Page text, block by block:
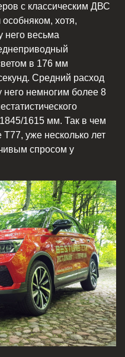
с классическим ДВС
особняком, хотя,
него весьма
в 176 мм
Средний расход
немногим более 8
1615 мм. Так в чем
уже несколько лет
спросом у